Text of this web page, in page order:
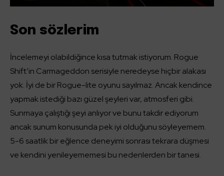
Son sözlerim
İncelemeyi olabildiğince kısa tutmak istiyorum. Rogue
Shift’in Carmageddon serisiyle neredeyse hiçbir alakası
yok. İyi de bir Rogue-lite oyunu sayılmaz. Ancak kendince
yapmak istediği bazı güzel şeyleri var, atmosferi gibi.
Sunmaya çalıştığı şeyi anlıyor ve bunu takdir ediyorum
ancak sunum konusunda pek iyi olduğunu söyleyemem.
5-6 saatlik bir eğlence deneyimi sonrası tekrara düşmesi
ve kendini yenileyememesi bu nedenlerden bir tanesi.